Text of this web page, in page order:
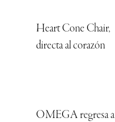
Heart Cone Chair,
directa al corazón
OMEGA regresa a